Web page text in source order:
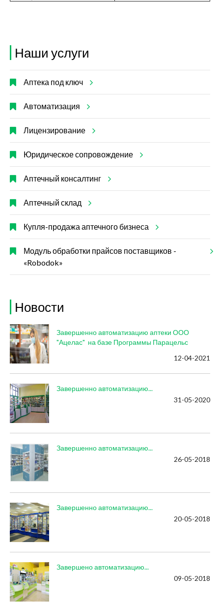
Наши услуги
Аптека под ключ
Автоматизация
Лицензирование
Юридическое сопровождение
Аптечный консалтинг
Аптечный склад
Купля-продажа аптечного бизнеса
Модуль обработки прайсов поставщиков -
«Robodok»
Новости
Завершенно автоматизацию аптеки ООО
"Ацелас" на базе Программы Парацельс
12-04-2021
Завершенно автоматизацию...
31-05-2020
Завершенно автоматизацию...
26-05-2018
Завершенно автоматизацию...
20-05-2018
Завершено автоматизацию...
09-05-2018